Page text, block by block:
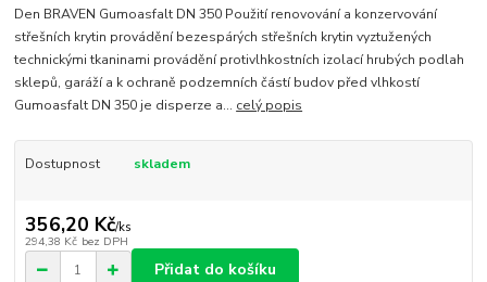
Den BRAVEN Gumoasfalt DN 350 Použití renovování a konzervování
střešních krytin provádění bezespárých střešních krytin vyztužených
technickými tkaninami provádění protivlhkostních izolací hrubých podlah
sklepů, garáží a k ochraně podzemních částí budov před vlhkostí
Gumoasfalt DN 350 je disperze a... celý popis
Dostupnost skladem
356,20 Kč/ks
294,38 Kč bez DPH
Přidat do košíku